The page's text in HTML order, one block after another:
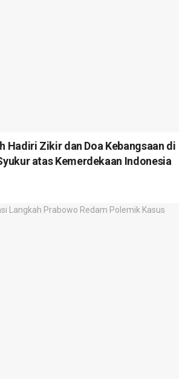
Hadiri Zikir dan Doa Kebangsaan di
atas Kemerdekaan Indonesia